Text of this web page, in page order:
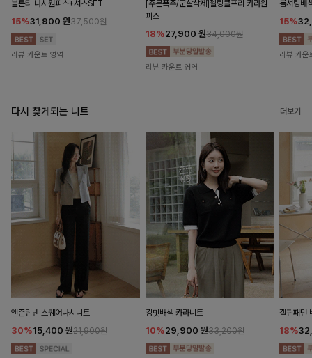
블룬티 나시원피스+셔츠SET
15%31,900 원37,500원
리뷰 카운트 영역
[주문폭주/군살삭제]젤링클프리 카라원
피스
18%27,900 원34,000원
리뷰 카운트 영역
롬셔링배
15%
리뷰 카운
다시 찾게되는 니트 더보기
앤즌린넨 스퀘어나시니트
30%15,400 원21,900원
킹밋배색 카라니트
10%29,900 원33,200원
캘핀패턴
18%